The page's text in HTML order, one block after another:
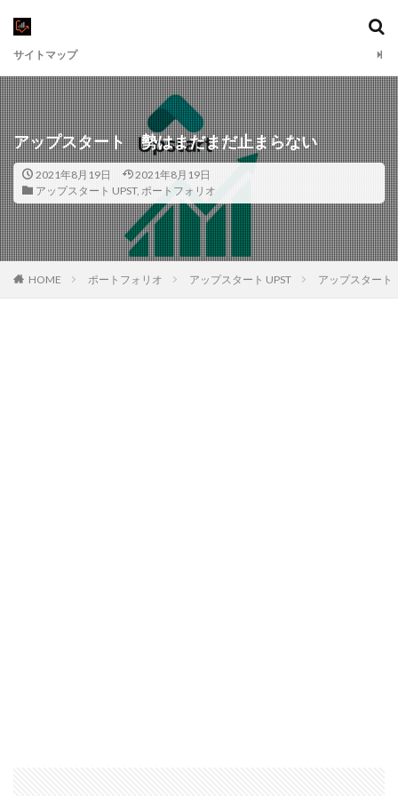
サイトマップ
アップスタート 勢はまだまだ止まらない
2021年8月19日
2021年8月19日
アップスタート UPST, ポートフォリオ
HOME ポートフォリオ アップスタート UPST アップスター